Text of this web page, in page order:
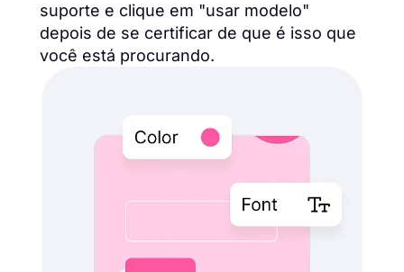
suporte e clique em "usar modelo"
depois de se certificar de que é isso que
você está procurando.